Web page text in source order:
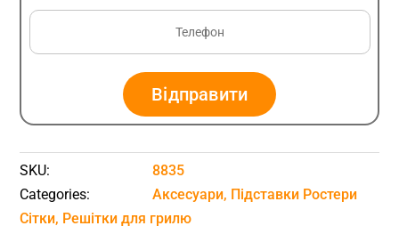
Відправити
SKU:
8835
Categories:
Аксесуари, Підставки Ростери
Сітки, Решітки для грилю